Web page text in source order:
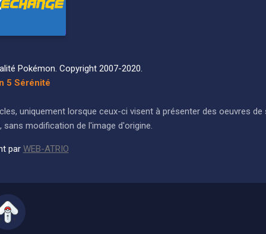
Pokémon. Copyright 2007-2020.
5 Sérénité
uniquement lorsque ceux-ci visent à présenter des oeuvres
sans modification de l'image d'origine.
par WEB-ATRIO